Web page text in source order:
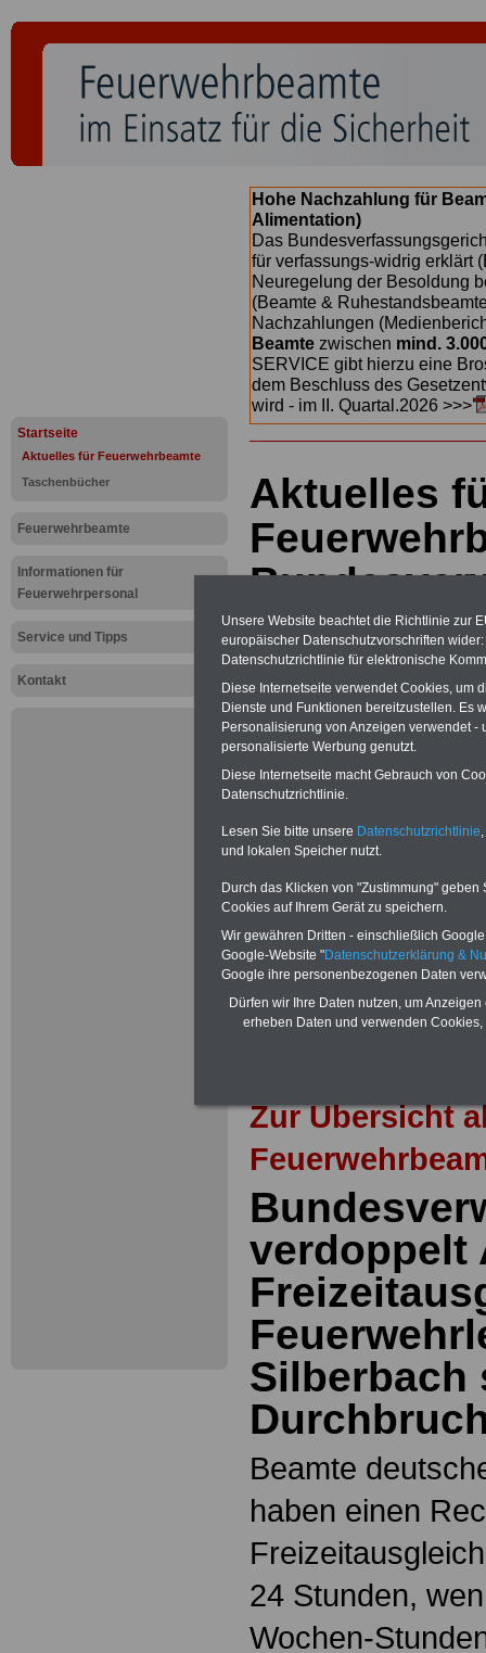
Startseite
Aktuelles für Feuerwehrbeamte
Taschenbücher
Feuerwehrbeamte
Informationen für
Feuerwehrpersonal
Service und Tipps
Kontakt
Hohe Nachzahlung für
Alimentation)
Das
für verfassungs-widrig erklärt
Neuregelung der Besoldung
(Beamte &
Nachzahlungen
Beamte zwischen mind.
SERVICE gibt hierzu eine
dem Beschluss des
wird - im II. Quartal.2026 >>>
Aktuelles
verdoppelt
Silberbach
Vorteile für den öffentlichen
Vergleichen und sparen:
Berufsunfähigkeitsabsicherung
Kapitalanlagen
Krankenzusatzversicherung-
Krankenversicherung - zuerst
vergleichen, dann unterschreiben-
Zahnzusatzversicherung-
Brutto/Netto:>>>hier können Sie
Zur Übersicht
verdoppelt
Silberbach
Beamte
haben einen
24 Stunden,
Wochen-
Unsere Website beachtet die Richtlinie zur
europäischer Datenschutzvorschriften
Datenschutzrichtlinie für elektronische
Diese Internetseite verwendet Cookies, um
Dienste und Funktionen bereitzustellen. Es
Personalisierung von Anzeigen verwendet
personalisierte Werbung genutzt.
Diese Internetseite macht Gebrauch von
Datenschutzrichtlinie.
Lesen Sie bitte unsere Datenschutzrichtlinie
und lokalen Speicher nutzt.
Durch das Klicken von "Zustimmung"
Cookies auf Ihrem Gerät zu speichern.
Wir gewähren Dritten - einschließlich
Google-Website "Datenschutzerklärung &
Google ihre personenbezogenen Daten
Dürfen wir Ihre Daten nutzen, um
erheben Daten und verwenden